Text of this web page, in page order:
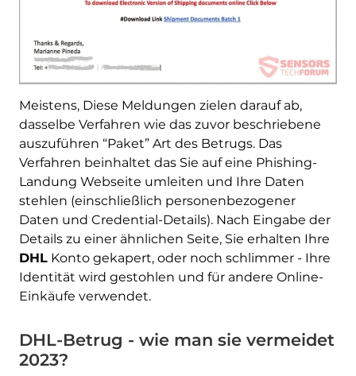
Meistens, Diese Meldungen zielen darauf ab,
dasselbe Verfahren wie das zuvor beschriebene
auszuführen “Paket” Art des Betrugs. Das
Verfahren beinhaltet das Sie auf eine Phishing-
Landung Webseite umleiten und Ihre Daten
stehlen (einschließlich personenbezogener
Daten und Credential-Details). Nach Eingabe der
Details zu einer ähnlichen Seite, Sie erhalten Ihre
DHLKonto gekapert, oder noch schlimmer - Ihre
Identität wird gestohlen und für andere Online-
Einkäufe verwendet.
DHL-Betrug - wie man sie vermeidet
2023?